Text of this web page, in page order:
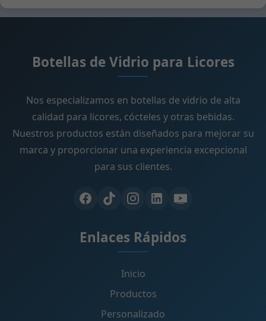
Botellas de Vidrio para Licores
Nos especializamos en botellas de vidrio de alta
calidad para licores, cócteles y otras bebidas.
Nuestros productos están diseñados para mejorar su
marca y proporcionar una experiencia excepcional
para sus clientes.
Enlaces Rápidos
Inicio
Productos
Personalizado